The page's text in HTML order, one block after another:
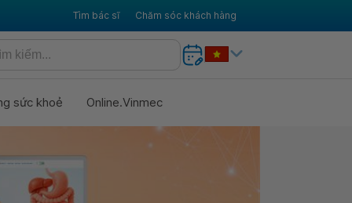
Tìm bác sĩ Chăm sóc khách hàng
sức khoẻ Online.Vinmec